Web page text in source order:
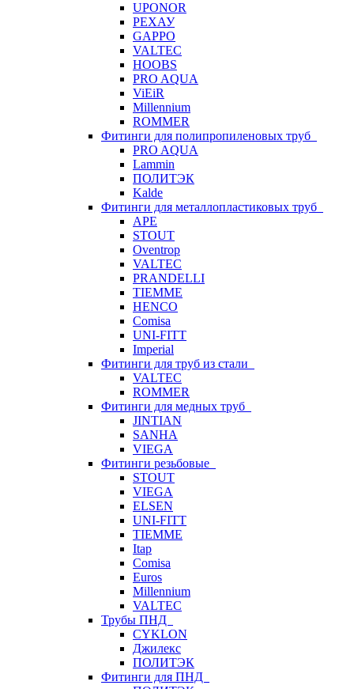
UPONOR
РЕХАУ
GAPPO
VALTEC
HOOBS
PRO AQUA
ViEiR
Millennium
ROMMER
Фитинги для полипропиленовых труб
PRO AQUA
Lammin
ПОЛИТЭК
Kalde
Фитинги для металлопластиковых труб
APE
STOUT
Oventrop
VALTEC
PRANDELLI
TIEMME
HENCO
Comisa
UNI-FITT
Imperial
Фитинги для труб из стали
VALTEC
ROMMER
Фитинги для медных труб
JINTIAN
SANHA
VIEGA
Фитинги резьбовые
STOUT
VIEGA
ELSEN
UNI-FITT
TIEMME
Itap
Comisa
Euros
Millennium
VALTEC
Трубы ПНД
CYKLON
Джилекс
ПОЛИТЭК
Фитинги для ПНД